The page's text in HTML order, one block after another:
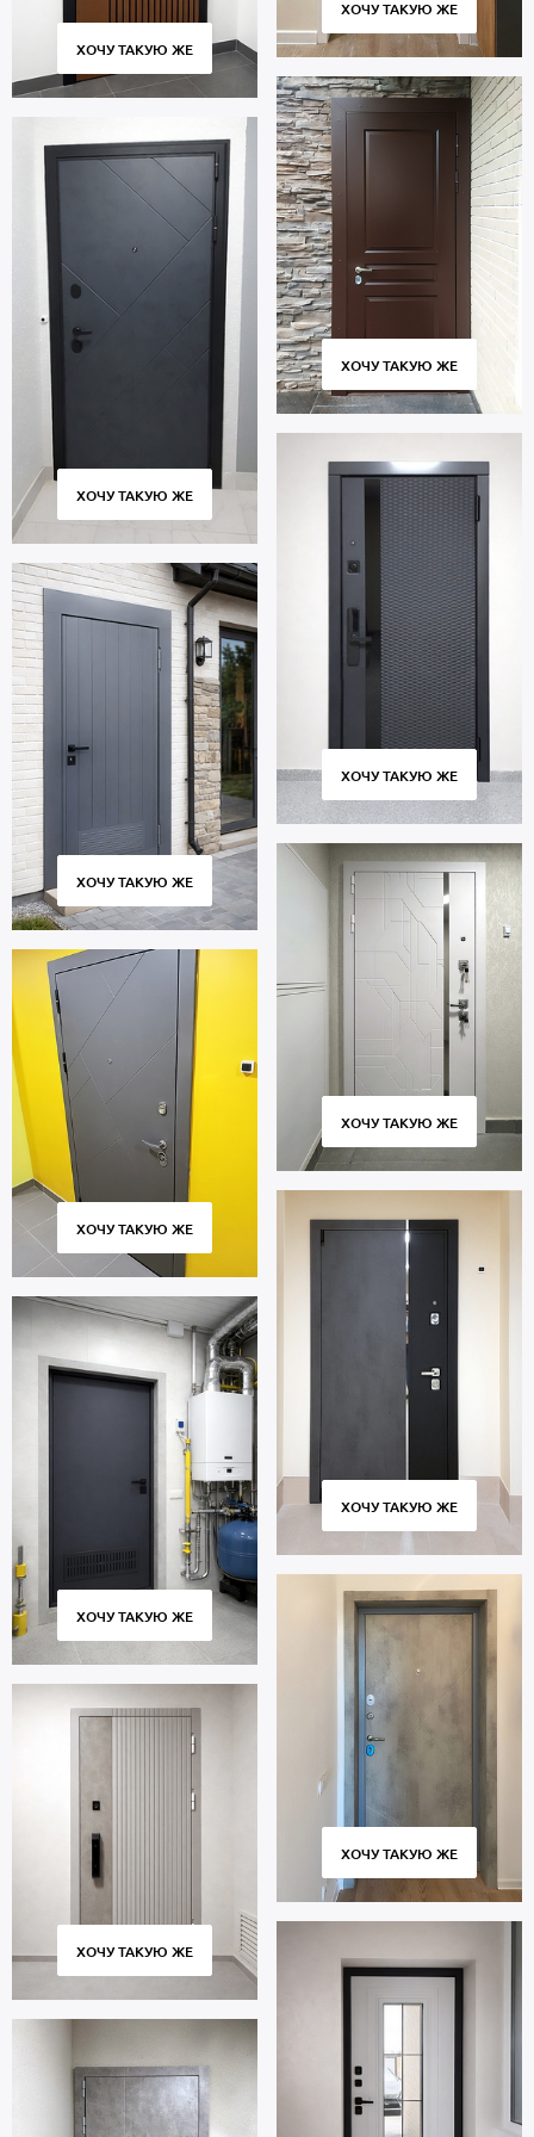
Москвы и МО, аккуратная установка. Гарантийный период 5 лет.
ХОЧУ ТАКУЮ ЖЕ
ХОЧУ ТАКУЮ ЖЕ
ХОЧУ ТАКУЮ ЖЕ
ХОЧУ ТАКУЮ ЖЕ
ХОЧУ ТАКУЮ ЖЕ
ХОЧУ ТАКУЮ ЖЕ
ХОЧУ ТАКУЮ ЖЕ
ХОЧУ ТАКУЮ ЖЕ
ХОЧУ ТАКУЮ ЖЕ
ХОЧУ ТАКУЮ ЖЕ
ХОЧУ ТАКУЮ ЖЕ
ХОЧУ ТАКУЮ ЖЕ